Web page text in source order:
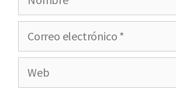
electrónico